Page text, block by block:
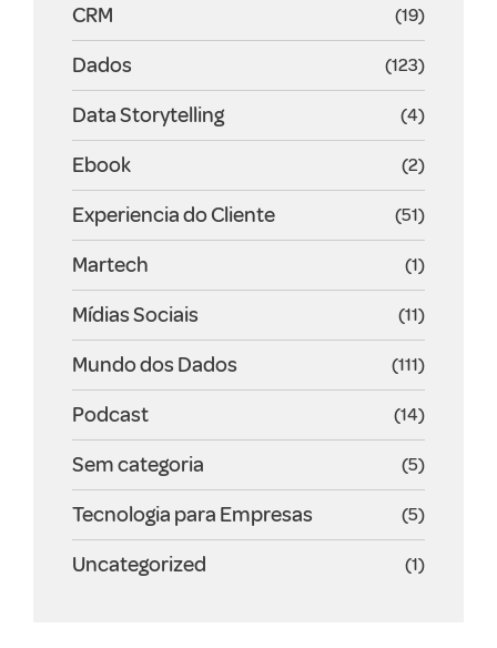
CRM (19)
Dados (123)
Data Storytelling (4)
Ebook (2)
Experiencia do Cliente (51)
Martech (1)
Mídias Sociais (11)
Mundo dos Dados (111)
Podcast (14)
Sem categoria (5)
Tecnologia para Empresas (5)
Uncategorized (1)